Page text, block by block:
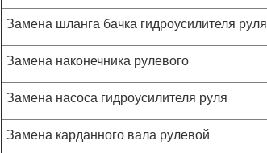
Замена шланга бачка гидроусилителя руля
Замена наконечника рулевого
Замена насоса гидроусилителя руля
Замена карданного вала рулевой